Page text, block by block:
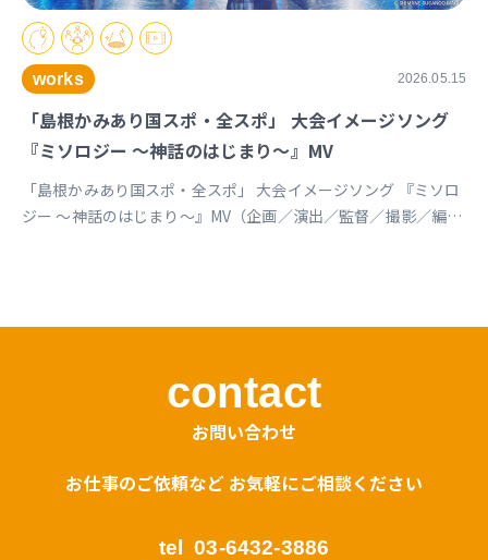
works 2026.05.15
「島根かみあり国スポ・全スポ」 大会イメージソング
『ミソロジー ～神話のはじまり～』MV
「島根かみあり国スポ・全スポ」 大会イメージソング 『ミソロ
ジー ～神話のはじまり～』MV（企画／演出／監督／撮影／編
contact
お問い合わせ
お仕事のご依頼など お気軽にご相談ください
tel 03-6432-3886